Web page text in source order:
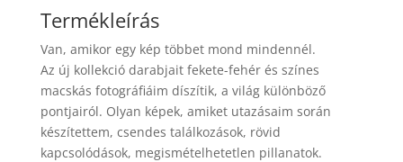
Termékleírás
Van, amikor egy kép többet mond mindennél.
Az új kollekció darabjait fekete-fehér és színes
macskás fotográfiáim díszítik, a világ különböző
pontjairól. Olyan képek, amiket utazásaim során
készítettem, csendes találkozások, rövid
kapcsolódások, megismételhetetlen pillanatok.